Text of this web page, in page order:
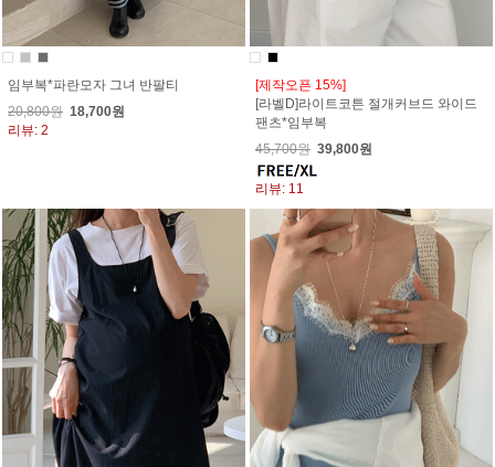
임부복*파란모자 그녀 반팔티
20,800원 18,700원
리뷰: 2
[제작오픈 15%]
[라벨D]라이트코튼 절개커브드 와이드
팬츠*임부복
45,700원 39,800원
리뷰: 11